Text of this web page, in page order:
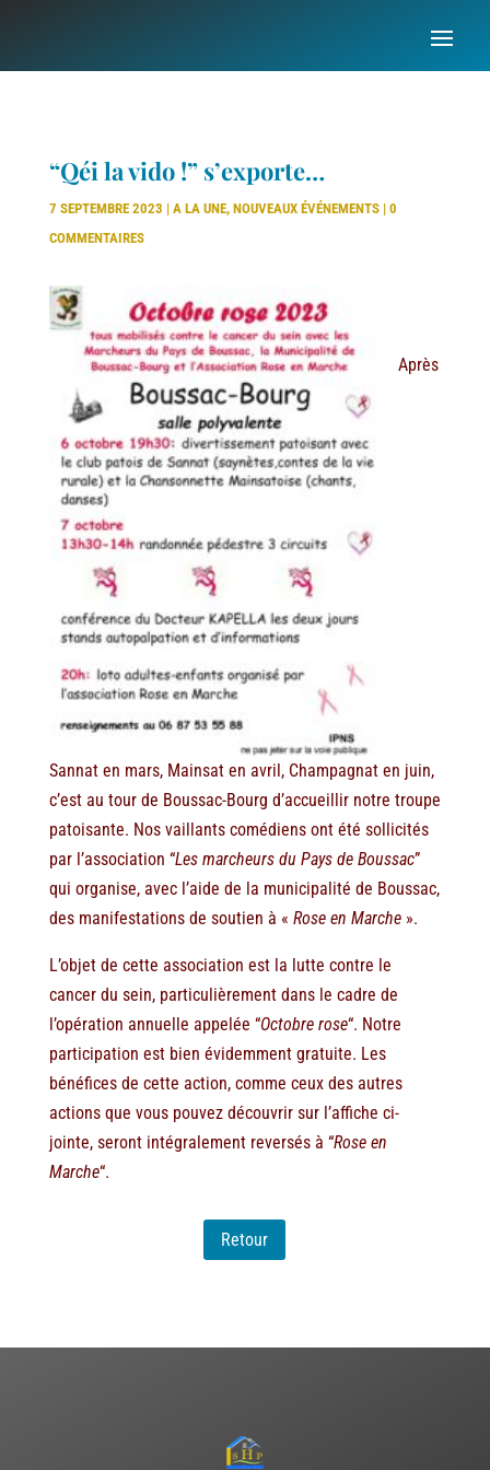
“Qéi la vido !” s’exporte…
7 SEPTEMBRE 2023 | A LA UNE, NOUVEAUX ÉVÉNEMENTS| 0
COMMENTAIRES
Après
Sannat en mars, Mainsat en avril, Champagnat en juin,
c’est au tour de Boussac-Bourg d’accueillir notre troupe
patoisante. Nos vaillants comédiens ont été sollicités
par l’association “Les marcheurs du Pays de Boussac”
qui organise, avec l’aide de la municipalité de Boussac,
des manifestations de soutien à « Rose en Marche».
L’objet de cette association est la lutte contre le
cancer du sein, particulièrement dans le cadre de
l’opération annuelle appelée “Octobre rose“. Notre
participation est bien évidemment gratuite. Les
bénéfices de cette action, comme ceux des autres
actions que vous pouvez découvrir sur l’affiche ci-
jointe, seront intégralement reversés à “Rose en
Marche“.
Retour